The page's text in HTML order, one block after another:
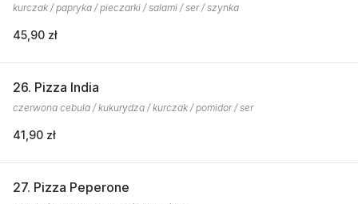
kurczak / papryka / pieczarki / salami / ser / szynka
45,90 zł
26. Pizza India
czerwona cebula / kukurydza / kurczak / pomidor / ser
41,90 zł
27. Pizza Peperone